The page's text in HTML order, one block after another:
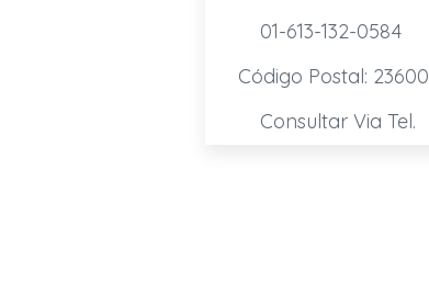
01-613-132-0584
Código Postal: 23600
Consultar Via Tel.